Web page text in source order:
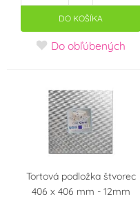
DO KOŠÍKA
Do obľúbených
Tortová podložka štvorec
406 x 406 mm - 12mm